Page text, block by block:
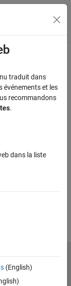
du menu
traduit dans
événements et les
recommandons
.
dans la liste
(English)
Contacts locaux